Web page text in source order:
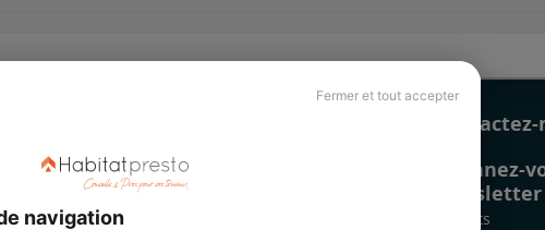
Fermer et tout accepter
navigation
de presse
Abonnez-
newsletter
gratuits